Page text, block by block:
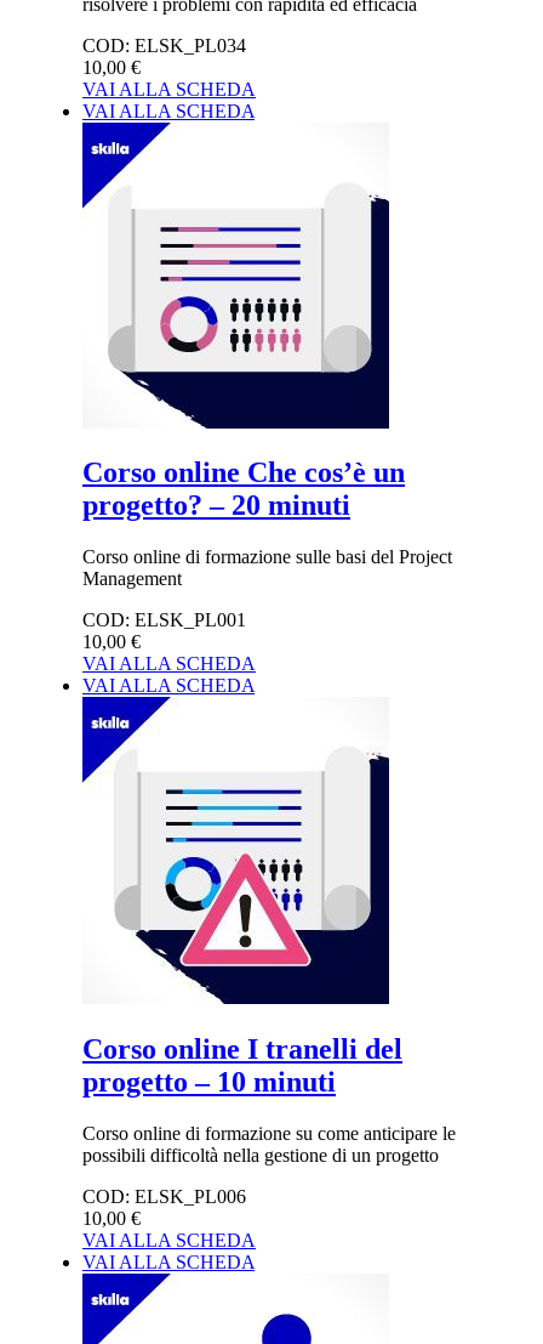
COD: ELSK_PL034
10,00 €
VAI ALLA SCHEDA
VAI ALLA SCHEDA
Corso online Che cos’è un
progetto? – 20 minuti
Corso online di formazione sulle basi del Project
Management
COD: ELSK_PL001
10,00 €
VAI ALLA SCHEDA
VAI ALLA SCHEDA
Corso online I tranelli del
progetto – 10 minuti
Corso online di formazione su come anticipare le
possibili difficoltà nella gestione di un progetto
COD: ELSK_PL006
10,00 €
VAI ALLA SCHEDA
VAI ALLA SCHEDA